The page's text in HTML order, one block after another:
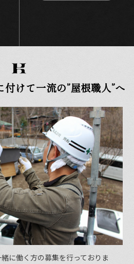
けて一流の”屋根職人”へ
に働く方の募集を行っておりま